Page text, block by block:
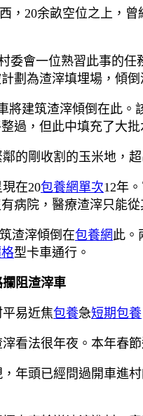
，20余畝空位之上，
委會一位熟習此事的
劃為渣滓填埋場，傾
建筑渣滓傾倒在此。
過，但此中填充了大批
的剛收割的玉米地，
在20包養網單次12年
病院，醫療渣滓只能從
渣滓傾倒在包養網此。
型卡車通行。
阻渣滓車
易近焦包養急短期包養
看法很年夜。本年春
年頭已經問過開車進